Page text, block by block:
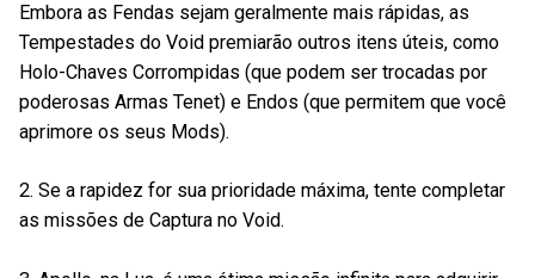
Embora as Fendas sejam geralmente mais rápidas, as
Tempestades do Void premiarão outros itens úteis, como
Holo-Chaves Corrompidas (que podem ser trocadas por
poderosas Armas Tenet) e Endos (que permitem que você
aprimore os seus Mods).
2. Se a rapidez for sua prioridade máxima, tente completar
as missões de Captura no Void.